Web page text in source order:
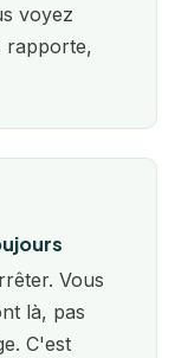
voyez
rapporte,
Vous
là, pas
C'est